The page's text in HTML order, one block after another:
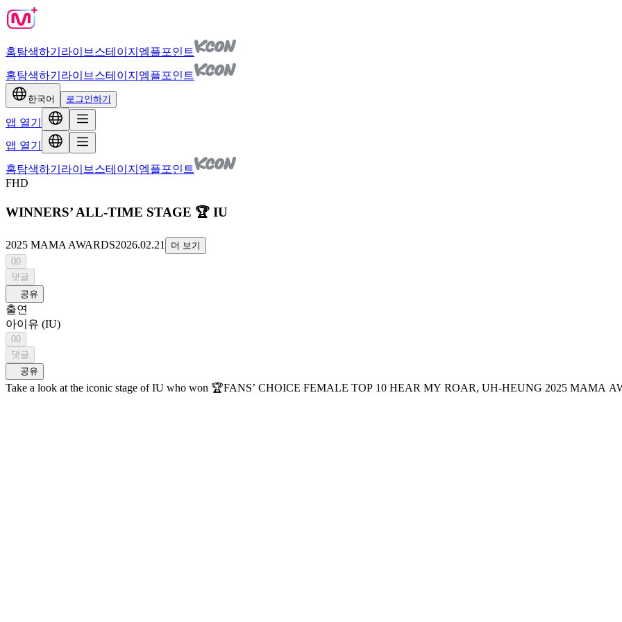
홈탐색하기 라이브 스테이지 엠플포인트
홈탐색하기 라이브 스테이지 엠플포인트
한국어 로그인하기
앱 열기
앱 열기
홈탐색하기 라이브 스테이지 엠플포인트
FHD
WINNERS’ ALL-TIME STAGE 🏆 IU
2025 MAMA AWARDS2026.02.21
더 보기
00
댓글
공유
출연
아이유 (IU)
00
댓글
공유
Take a look at the iconic stage of IU who won 🏆FANS’ CHOICE FEMALE TOP 10 HEAR MY ROAR, UH-HEUNG